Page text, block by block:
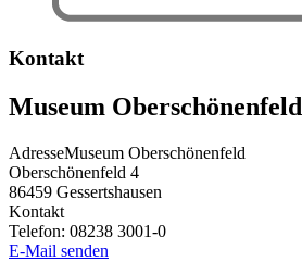
Kontakt
Museum Oberschönenfeld
AdresseMuseum Oberschönenfeld
Oberschönenfeld 4
86459 Gessertshausen
Kontakt
Telefon: 08238 3001-0
E-Mail senden